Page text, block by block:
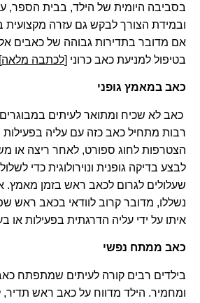
בסביבה היומית של הילד, בבית הספר, עם
ובמידת הצורך לבקש גם עזרה מקצועית
אם מדובר בתדירות גבוהה של כאבים אלו
בטיפול למניעת כאב כרוני [לכתבה מלאה].
כאב במאמץ גופני
כאב לא שכיח ומתואר לעיתים במבוגרים
רבות מתחיל כאב כזה עם עליה בפעילות
הצטרפות לחוג ספורט, לאחר ריצה או
לבצע בדיקה גופנית ונוירולוגית כדי לשלול
שעלולים לגרום לכאב ראש בזמן מאמץ. אם
נשללו, מדובר קרוב לוודאי בכאב ראש שפיר
איתו על ידי עליה הדרגתית בפעילות או
כאב ממתח נפשי
בילדים רבים קורה לעיתים שמתפתח כאב
ומחמיר. הילד מדווח על כאב ראש תדיר,